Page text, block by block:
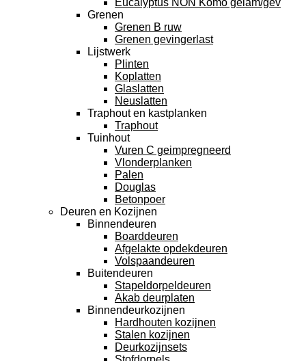
Eucalyptus NON Komo gelam/gev
Grenen
Grenen B ruw
Grenen gevingerlast
Lijstwerk
Plinten
Koplatten
Glaslatten
Neuslatten
Traphout en kastplanken
Traphout
Tuinhout
Vuren C geimpregneerd
Vlonderplanken
Palen
Douglas
Betonpoer
Deuren en Kozijnen
Binnendeuren
Boarddeuren
Afgelakte opdekdeuren
Volspaandeuren
Buitendeuren
Stapeldorpeldeuren
Akab deurplaten
Binnendeurkozijnen
Hardhouten kozijnen
Stalen kozijnen
Deurkozijnsets